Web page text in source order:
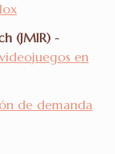
(JMIR)-
en
de demanda